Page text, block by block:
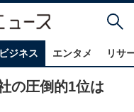
ジネス エンタメ リサ
の圧倒的1位は